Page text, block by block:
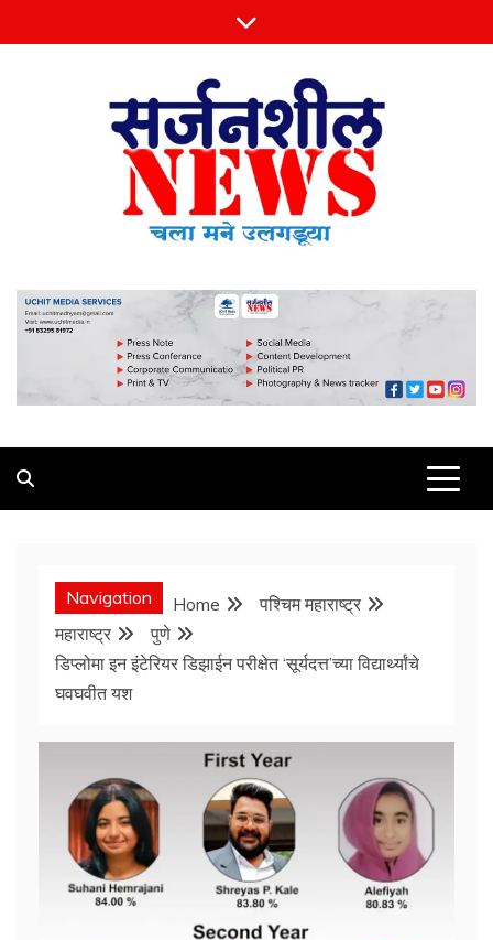
to
Navigation Home
पश्चिम महाराष्ट्र
महाराष्ट्र
पुणे
डिप्लोमा इन इंटेरियर डिझाईन परीक्षेत ‘सूर्यदत्त’च्या विद्यार्थ्यांचे
घवघवीत यश